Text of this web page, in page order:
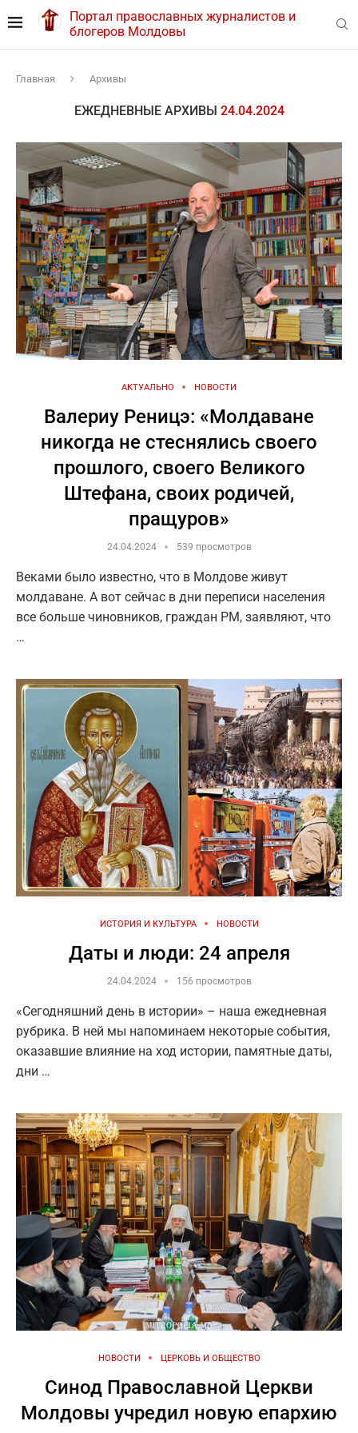
Портал православных журналистов и
блогеров Молдовы
Главная Архивы
ЕЖЕДНЕВНЫЕ АРХИВЫ 24.04.2024
АКТУАЛЬНО НОВОСТИ
Валериу Реницэ: «Молдаване
никогда не стеснялись своего
прошлого, своего Великого
Штефана, своих родичей,
пращуров»
24.04.2024 539 просмотров
Веками было известно, что в Молдове живут
молдаване. А вот сейчас в дни переписи населения
все больше чиновников, граждан РМ, заявляют, что
…
ИСТОРИЯ И КУЛЬТУРА НОВОСТИ
Даты и люди: 24 апреля
24.04.2024 156 просмотров
«Сегодняшний день в истории» – наша ежедневная
рубрика. В ней мы напоминаем некоторые события,
оказавшие влияние на ход истории, памятные даты,
дни …
НОВОСТИ ЦЕРКОВЬ И ОБЩЕСТВО
Синод Православной Церкви
Молдовы учредил новую епархию